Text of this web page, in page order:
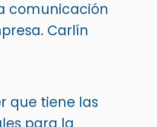
comunicación
Carlín
que tiene las